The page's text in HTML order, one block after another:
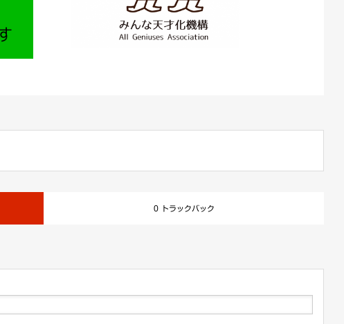
0 トラックバック